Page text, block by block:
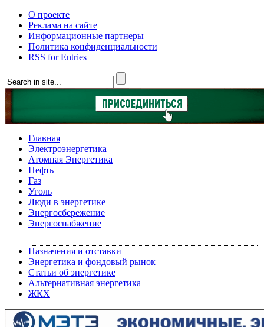
О проекте
Реклама на сайте
Информационные партнеры
Политика конфиденциальности
RSS for Entries
Главная
Электроэнергетика
Атомная Энергетика
Нефть
Газ
Уголь
Люди в энергетике
Энергосбережение
Энергоснабжение
Назначения и отставки
Энергетика и фондовый рынок
Статьи об энергетике
Альтернативная энергетика
ЖКХ